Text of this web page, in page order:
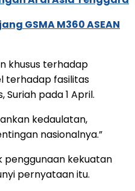
GSMA M360 ASEAN
khusus terhadap
terhadap fasilitas
pada 1 April.
kedaulatan,
nasionalnya.”
penggunaan kekuatan
pernyataan itu.